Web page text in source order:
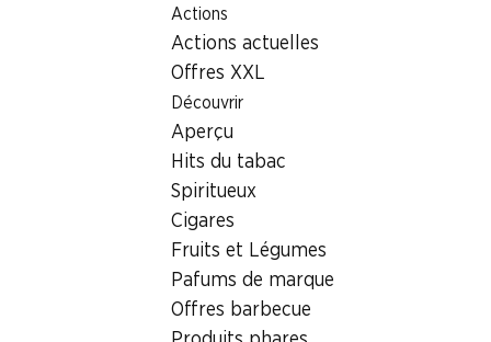
Actions
Actions actuelles
Offres XXL
Découvrir
Aperçu
Hits du tabac
Spiritueux
Cigares
Fruits et Légumes
Pafums de marque
Offres barbecue
Localisateur de succursales
Succursale Denner Hauptstrasse 13-17, 4552 Derendingen
4552 Derendingen
Denner Partenaire
Hauptstrasse 13-17, 4552 Derendingen